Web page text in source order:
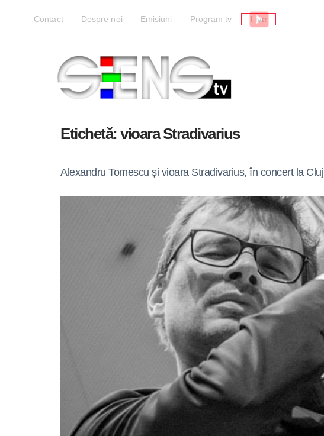
Contact Despre noi Emisiuni Program tv Live
Etichetă: vioara Stradivarius
Alexandru Tomescu și vioara Stradivarius, în concert la Cluj